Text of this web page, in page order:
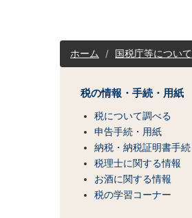
サ
イ
（コ
ホーム 国税庁等について
税の情報・手続・用紙
税について調べる
申告手続・用紙
納税・納税証明書手続
税理士に関する情報
お酒に関する情報
税の学習コーナー